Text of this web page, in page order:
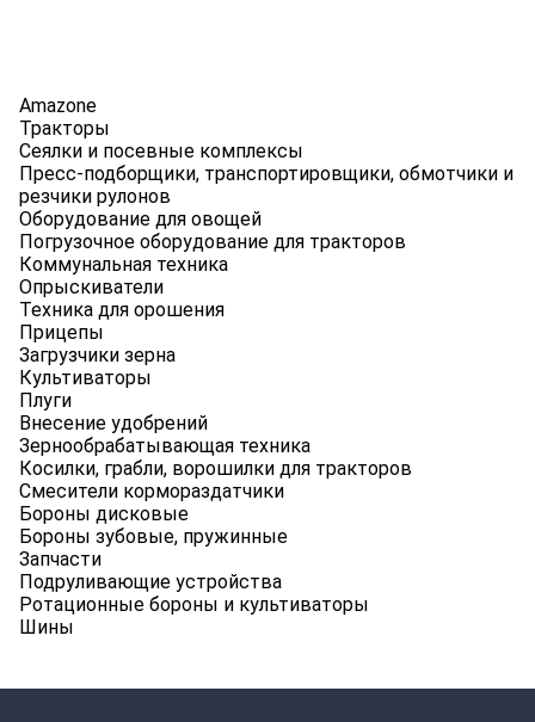
Amazone
Тракторы
Сеялки и посевные комплексы
Пресс-подборщики, транспортировщики, обмотчики и
резчики рулонов
Оборудование для овощей
Погрузочное оборудование для тракторов
Коммунальная техника
Опрыскиватели
Техника для орошения
Прицепы
Загрузчики зерна
Культиваторы
Плуги
Внесение удобрений
Зернообрабатывающая техника
Косилки, грабли, ворошилки для тракторов
Смесители кормораздатчики
Бороны дисковые
Бороны зубовые, пружинные
Запчасти
Подруливающие устройства
Ротационные бороны и культиваторы
Шины